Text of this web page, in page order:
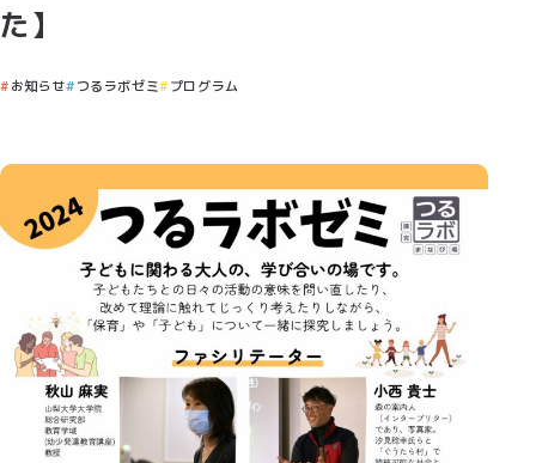
た】
お知らせ つるラボゼミ プログラム